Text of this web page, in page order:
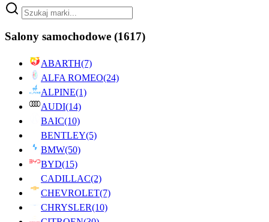
Salony samochodowe (1617)
ABARTH(7)
ALFA ROMEO(24)
ALPINE(1)
AUDI(14)
BAIC(10)
BENTLEY(5)
BMW(50)
BYD(15)
CADILLAC(2)
CHEVROLET(7)
CHRYSLER(10)